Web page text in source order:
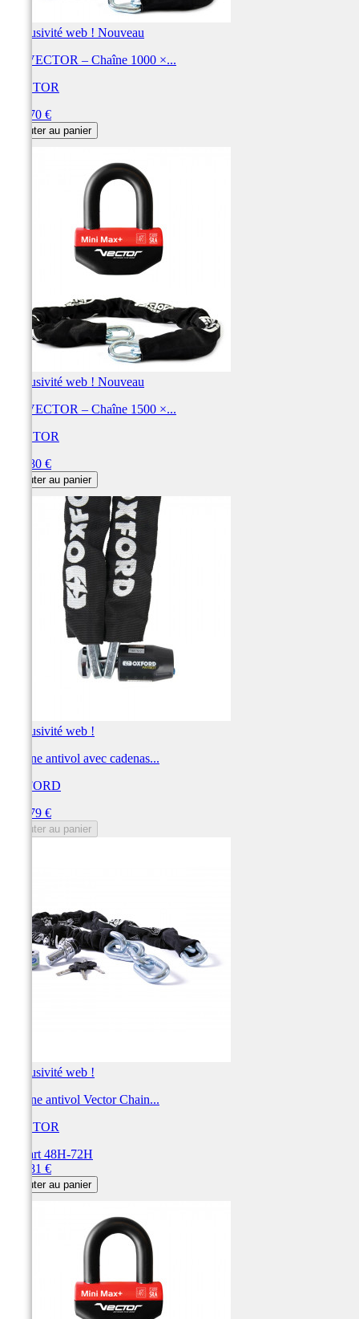
Exclusivité web ! Nouveau
Kit VECTOR – Chaîne 1000 ×...
VECTOR
152,70 €
Ajouter au panier
Exclusivité web ! Nouveau
Kit VECTOR – Chaîne 1500 ×...
VECTOR
144,80 €
Ajouter au panier
Exclusivité web !
Chaîne antivol avec cadenas...
OXFORD
142,79 €
Ajouter au panier
Exclusivité web !
Chaîne antivol Vector Chain...
VECTOR
Départ 48H-72H
134,81 €
Ajouter au panier